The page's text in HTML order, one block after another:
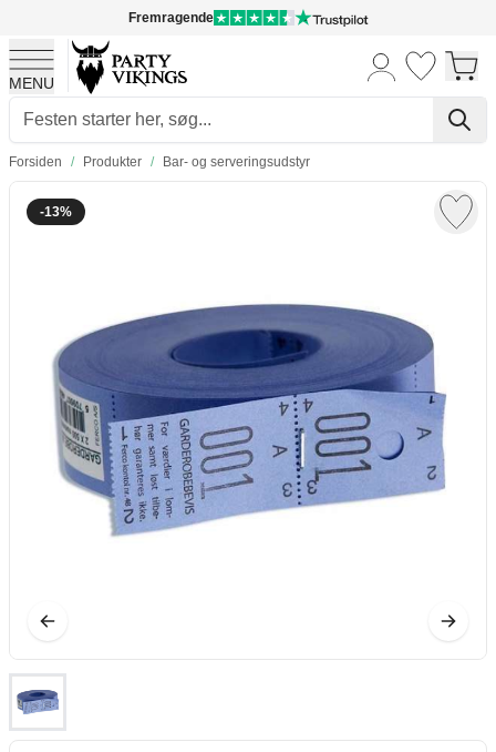
Fremragende
MENU
Skip to Content
Forsiden / Produkter / Bar- og serveringsudstyr
-13%